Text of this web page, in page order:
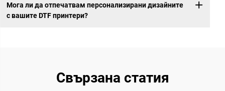
Мога ли да отпечатвам персонализирани дизайните
с вашите DTF принтери?
Свързана статия